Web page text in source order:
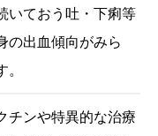
いておう吐・下痢等
の出血傾向がみら
チンや特異的な治療